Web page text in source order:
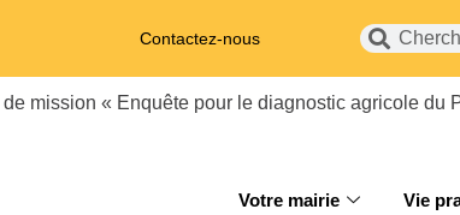
Contactez-nous
mission « Enquête pour le diagnostic agricole du
Votre mairie Vie